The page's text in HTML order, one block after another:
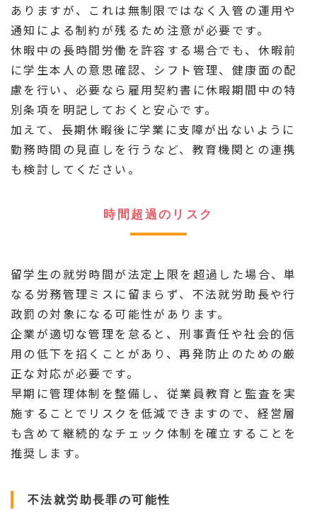
ありますが、これは無制限ではなく入管の運用や
通知による制約が残るため注意が必要です。
休暇中の長時間労働を許容する場合でも、休暇前
に学生本人の意思確認、シフト管理、健康面の配
慮を行い、必要なら雇用契約書に休暇期間中の特
別条項を明記しておくと安心です。
加えて、長期休暇後に学業に支障が出ないように
勤務時間の見直しを行うなど、教育機関との連携
も検討してください。
時間超過のリスク
留学生の就労時間が法定上限を超過した場合、単
なる労務管理ミスに留まらず、不法就労助長や行
政罰の対象になる可能性があります。
企業が適切な管理を怠ると、刑事責任や社会的信
用の低下を招くことがあり、再発防止のための厳
正な対応が必要です。
早期に管理体制を整備し、従業員教育と監査を実
施することでリスクを低減できますので、経営層
も含めて継続的なチェック体制を確立することを
推奨します。
不法就労助長罪の可能性